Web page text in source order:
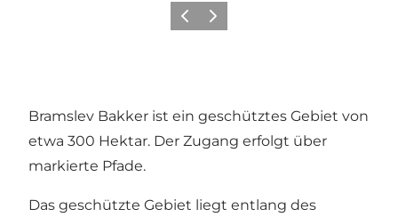
Vorherige Folie
Nächste Folie
Bramslev Bakker ist ein geschütztes Gebiet von
etwa 300 Hektar. Der Zugang erfolgt über
markierte Pfade.
Das geschützte Gebiet liegt entlang des